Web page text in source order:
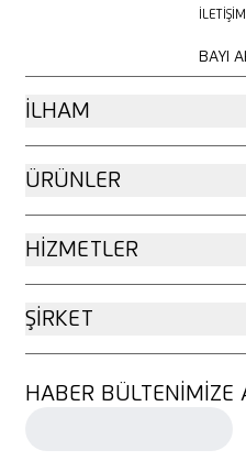
BAYI
İLHAM
ÜRÜNLER
HIZMETLER
ŞIRKET
HABER BÜLTENIMIZE